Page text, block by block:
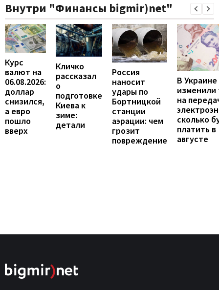
Внутри "Финансы bigmir)net"
Курс
валют на
06.08.2026:
доллар
снизился,
а евро
пошло
вверх
Кличко
рассказал
о
подготовке
Киева к
зиме:
детали
Россия
наносит
удары по
Бортницкой
станции
аэрации: чем
грозит
повреждение
В Украине
на
сколько
платить в
августе